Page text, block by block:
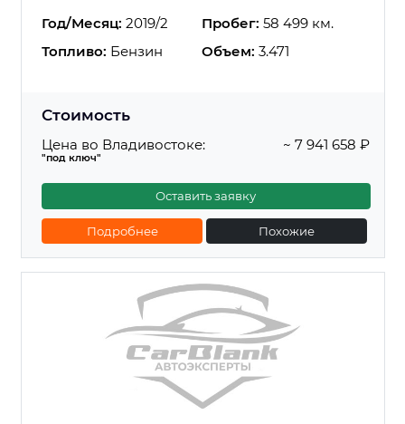
Год/Месяц: 2019/2 Пробег: 58 499 км.
Топливо: Бензин Объем: 3.471
Стоимость
Цена во Владивостоке:
"под ключ"
~ 7 941 658 ₽
Оставить заявку
Подробнее Похожие